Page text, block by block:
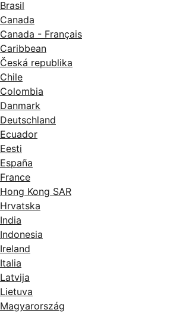
Brasil
Canada
Canada - Français
Caribbean
Česká republika
Chile
Colombia
Danmark
Deutschland
Ecuador
Eesti
España
France
Hong Kong SAR
Hrvatska
India
Indonesia
Ireland
Italia
Latvija
Lietuva
Magyarország